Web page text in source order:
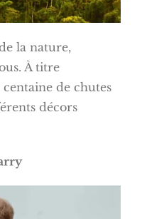
la nature,
À titre
de chutes
décors